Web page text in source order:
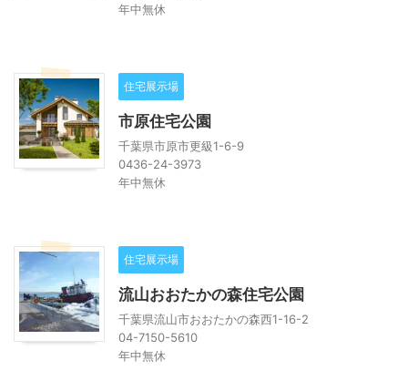
年中無休
住宅展示場
市原住宅公園
千葉県市原市更級1-6-9
0436-24-3973
年中無休
住宅展示場
流山おおたかの森住宅公園
千葉県流山市おおたかの森西1-16-2
04-7150-5610
年中無休